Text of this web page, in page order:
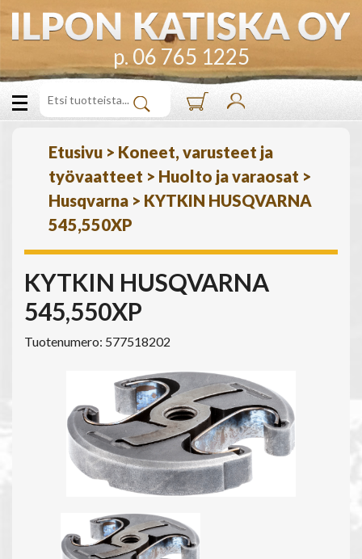
p. 06 765 1225
Etusivu > Koneet, varusteet ja
työvaatteet > Huolto ja varaosat >
Husqvarna > KYTKIN HUSQVARNA
545,550XP
KYTKIN HUSQVARNA
545,550XP
Tuotenumero: 577518202